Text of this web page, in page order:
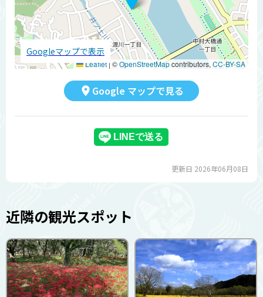
Leaflet | ©OpenStreetMapcontributors,CC-BY-SA
Googleマップで表示
Google マップで見る
更新日 2026年06月08日
近隣の観光スポット